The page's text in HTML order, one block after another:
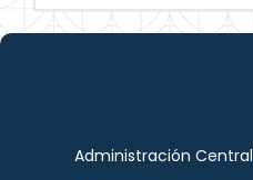
Administración Central